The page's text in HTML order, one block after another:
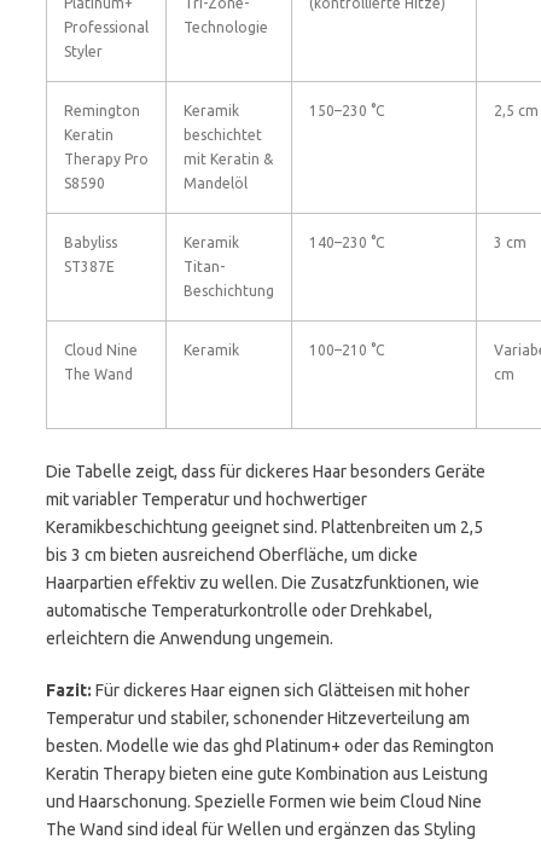
Professional
Styler
Technologie
Remington
Keratin
Therapy Pro
S8590
Keramik
beschichtet
mit Keratin &
Mandelöl
150–230 °C 2,5 cm
Babyliss
ST387E
Keramik
Titan-
Beschichtung
140–230 °C 3 cm
Cloud Nine
The Wand
Keramik 100–210 °C
cm
Die Tabelle zeigt, dass für dickeres Haar besonders Geräte
mit variabler Temperatur und hochwertiger
Keramikbeschichtung geeignet sind. Plattenbreiten um 2,5
bis 3 cm bieten ausreichend Oberfläche, um dicke
Haarpartien effektiv zu wellen. Die Zusatzfunktionen, wie
automatische Temperaturkontrolle oder Drehkabel,
erleichtern die Anwendung ungemein.
Fazit: Für dickeres Haar eignen sich Glätteisen mit hoher
Temperatur und stabiler, schonender Hitzeverteilung am
besten. Modelle wie das ghd Platinum+ oder das Remington
Keratin Therapy bieten eine gute Kombination aus Leistung
und Haarschonung. Spezielle Formen wie beim Cloud Nine
The Wand sind ideal für Wellen und ergänzen das Styling